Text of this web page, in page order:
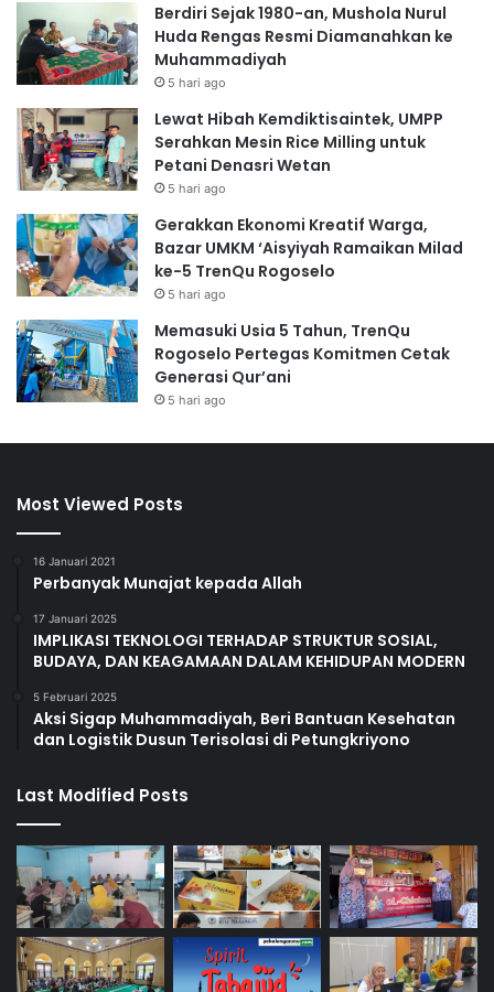
Berdiri Sejak 1980-an, Mushola Nurul
Huda Rengas Resmi Diamanahkan ke
Muhammadiyah
5 hari ago
Lewat Hibah Kemdiktisaintek, UMPP
Serahkan Mesin Rice Milling untuk
Petani Denasri Wetan
5 hari ago
Gerakkan Ekonomi Kreatif Warga,
Bazar UMKM ‘Aisyiyah Ramaikan Milad
ke-5 TrenQu Rogoselo
5 hari ago
Memasuki Usia 5 Tahun, TrenQu
Rogoselo Pertegas Komitmen Cetak
Generasi Qur’ani
5 hari ago
Most Viewed Posts
16 Januari 2021
Perbanyak Munajat kepada Allah
17 Januari 2025
IMPLIKASI TEKNOLOGI TERHADAP STRUKTUR SOSIAL,
BUDAYA, DAN KEAGAMAAN DALAM KEHIDUPAN MODERN
5 Februari 2025
Aksi Sigap Muhammadiyah, Beri Bantuan Kesehatan
dan Logistik Dusun Terisolasi di Petungkriyono
Last Modified Posts